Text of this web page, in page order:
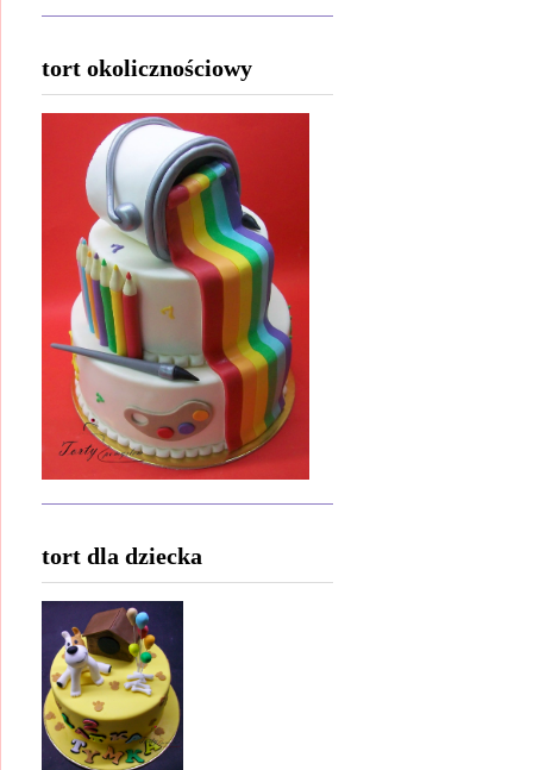
tort okolicznościowy
tort dla dziecka